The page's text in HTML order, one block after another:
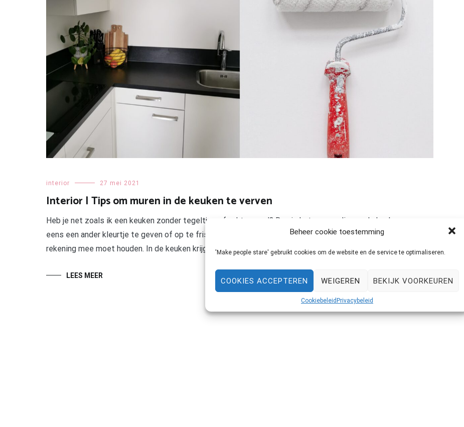
Beheer cookie toestemming
'Make people stare' gebruikt cookies om de website en de service te optimaliseren.
COOKIES ACCEPTEREN WEIGEREN BEKIJK VOORKEUREN
Cookiebeleid Privacybeleid
interior 27 mei 2021
Interior | Tips om muren in de keuken te verven
Heb je net zoals ik een keuken zonder tegeltjes of achterwand? Dan is het eenvoudig om de keukenmuren
eens een ander kleurtje te geven of op te frissen met een likje verf. Toch zijn er een aantal dingen waar je
rekening mee moet houden. In de keuken krijg je namelijk veel te maken met vocht […]
LEES MEER